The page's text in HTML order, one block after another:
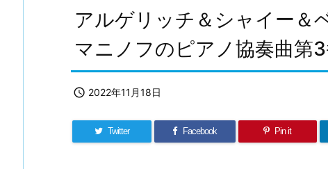
アルゲリッチ＆シャイー＆
マニノフのピアノ協奏曲第
 2022年11月18日
Twitter Facebook Pin it